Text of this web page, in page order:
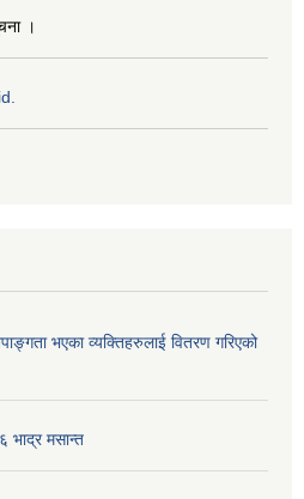
।
भएका व्यक्तिहरुलाई वितरण गरिएको
भाद्र मसान्त